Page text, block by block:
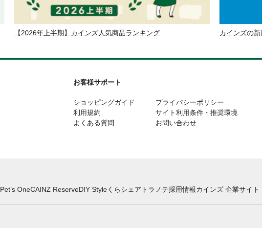
【2026年上半期】カインズ人気商品ランキング カインズの
お客様サポート
ショッピングガイド
利用規約
よくある質問
プライバシーポリシー
サイト利用条件・推奨環境
お問い合わせ
Pet’s OneCAINZ ReserveDIY Styleくらシェア トラノテ採用情報カインズ 企業サイト